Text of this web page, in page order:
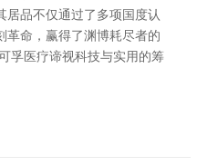
居品不仅通过了多项国度认
革命，赢得了渊博耗尽者的
孚医疗谛视科技与实用的筹